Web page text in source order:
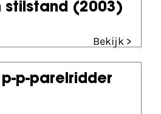
stilstand (2003)
Bekijk >
p-parelridder